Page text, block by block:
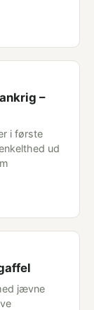
–
i første
ud
jævne